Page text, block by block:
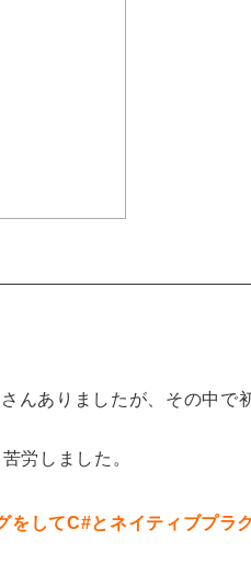
んありましたが、その中で
苦労しました。
をしてC#とネイティブプラ